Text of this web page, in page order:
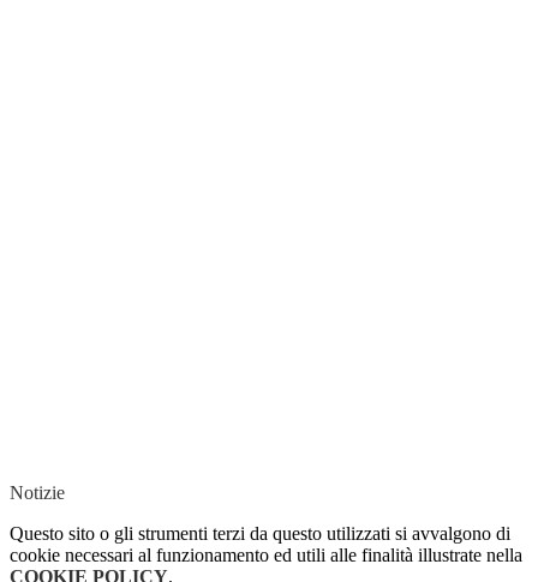
Notizie
Questo sito o gli strumenti terzi da questo utilizzati si avvalgono di
cookie necessari al funzionamento ed utili alle finalità illustrate nella
COOKIE POLICY.